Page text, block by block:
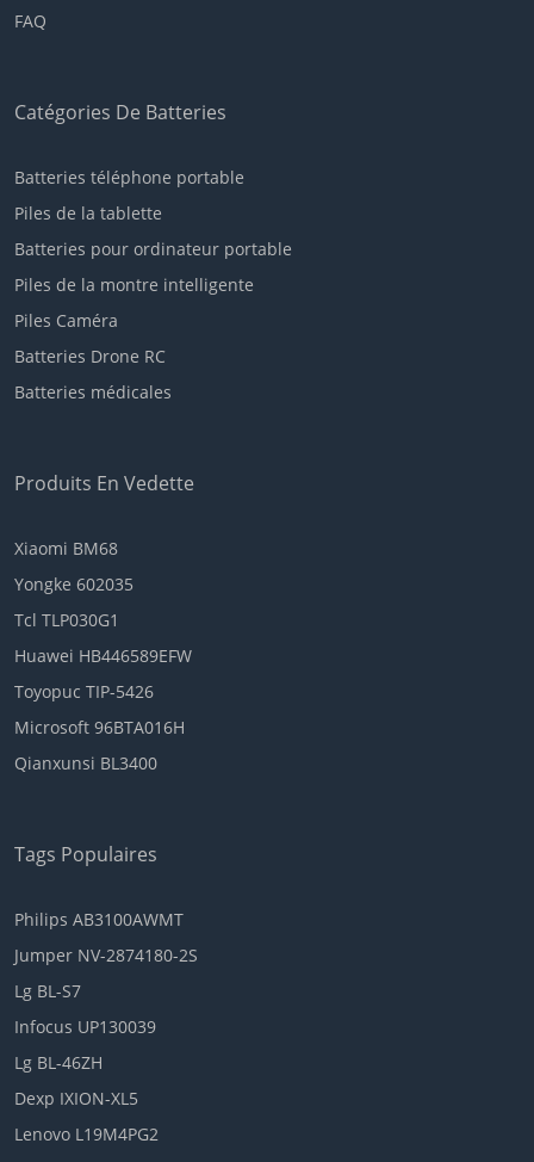
FAQ
Catégories De Batteries
Batteries téléphone portable
Piles de la tablette
Batteries pour ordinateur portable
Piles de la montre intelligente
Piles Caméra
Batteries Drone RC
Batteries médicales
Produits En Vedette
Xiaomi BM68
Yongke 602035
Tcl TLP030G1
Huawei HB446589EFW
Toyopuc TIP-5426
Microsoft 96BTA016H
Qianxunsi BL3400
Tags Populaires
Philips AB3100AWMT
Jumper NV-2874180-2S
Lg BL-S7
Infocus UP130039
Lg BL-46ZH
Dexp IXION-XL5
Lenovo L19M4PG2